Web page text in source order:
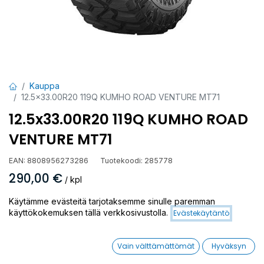
Kauppa
12.5x33.00R20 119Q KUMHO ROAD VENTURE MT71
12.5x33.00R20 119Q KUMHO ROAD
VENTURE MT71
EAN: 8808956273286 Tuotekoodi: 285778
290,00 € / kpl
Toimittajilla (ulkomaa):Saatavilla
Käytämme evästeitä tarjotaksemme sinulle paremman
käyttökokemuksen tällä verkkosivustolla. Evästekäytäntö
Vain välttämättömät Hyväksyn